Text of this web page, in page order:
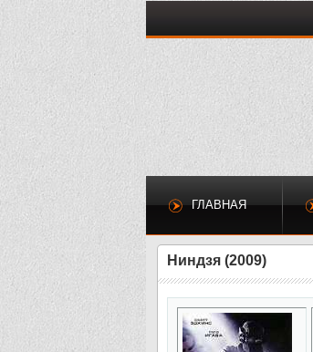
ГЛАВНАЯ
Ниндзя (2009)